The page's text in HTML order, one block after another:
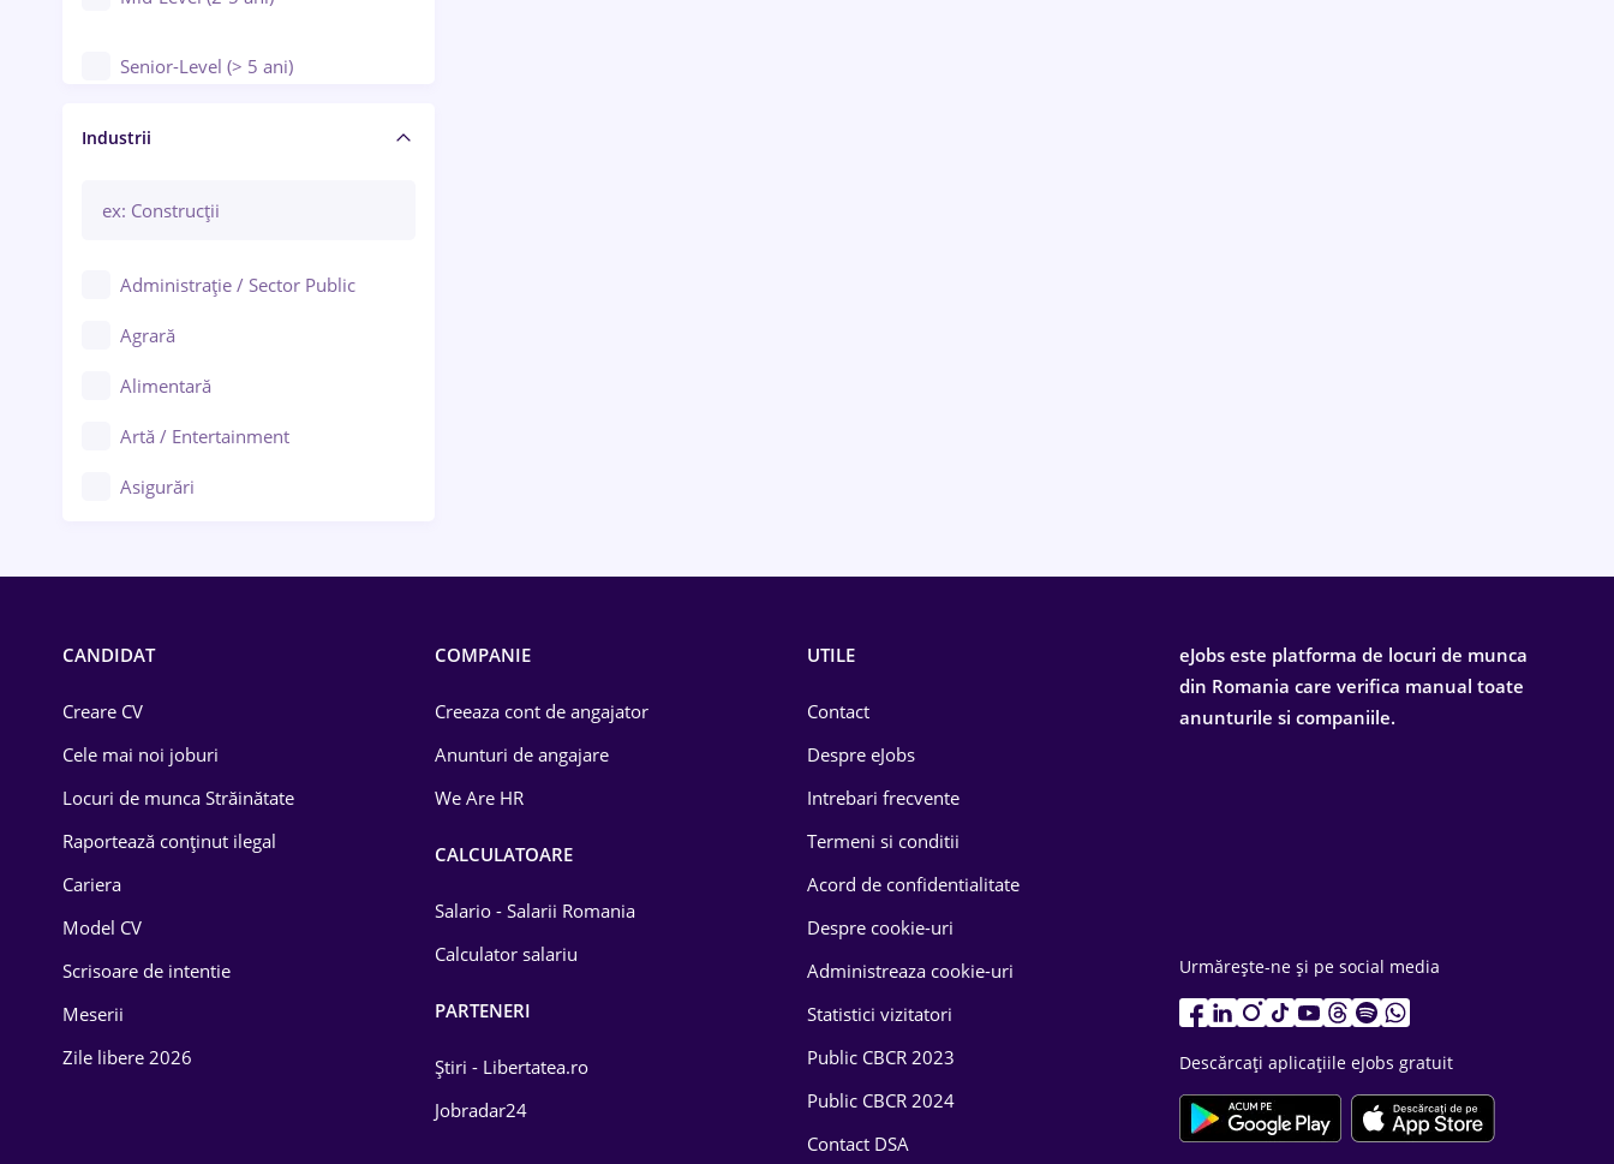
Senior-Level (> 5 ani)
Manager / Executiv
Industrii
Administrație / Sector Public
Agrară
Alimentară
Artă / Entertainment
Asigurări
Drept
Educație / Training
Energetică
Farma
CANDIDAT
Creare CV
Cele mai noi joburi
Locuri de munca Străinătate
Raportează conținut ilegal
Cariera
Model CV
Scrisoare de intentie
Meserii
Zile libere 2026
COMPANIE
Creeaza cont de angajator
Anunturi de angajare
We Are HR
CALCULATOARE
Salario - Salarii Romania
Calculator salariu
PARTENERI
Știri - Libertatea.ro
Jobradar24
UTILE
Contact
Despre eJobs
Intrebari frecvente
Termeni si conditii
Acord de confidentialitate
Despre cookie-uri
Administreaza cookie-uri
Statistici vizitatori
Public CBCR 2023
Public CBCR 2024
Contact DSA
eJobs este platforma de locuri de munca
din Romania care verifica manual toate
anunturile si companiile.
Urmărește-ne și pe social media
Descărcați aplicațiile eJobs gratuit